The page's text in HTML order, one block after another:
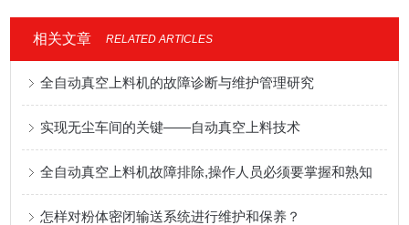
相关文章 RELATED ARTICLES
全自动真空上料机的故障诊断与维护管理研究
实现无尘车间的关键——自动真空上料技术
全自动真空上料机故障排除,操作人员必须要掌握和熟知
怎样对粉体密闭输送系统进行维护和保养？